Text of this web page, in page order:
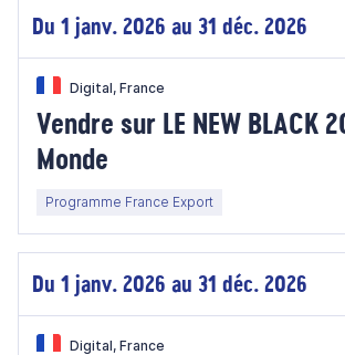
Du 1 janv. 2026 au 31 déc. 2026
Digital, France
Vendre sur LE NEW BLACK
Monde
Programme France Export
Du 1 janv. 2026 au 31 déc. 2026
Digital, France